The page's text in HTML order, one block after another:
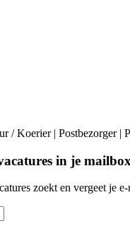
/ Koerier | Postbezorger |
in je mailbox
zoekt en vergeet je